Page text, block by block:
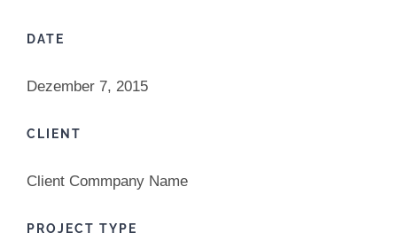
DATE
Dezember 7, 2015
CLIENT
Client Commpany Name
PROJECT TYPE